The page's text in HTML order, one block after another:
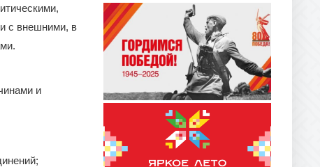
с внешними, в
и